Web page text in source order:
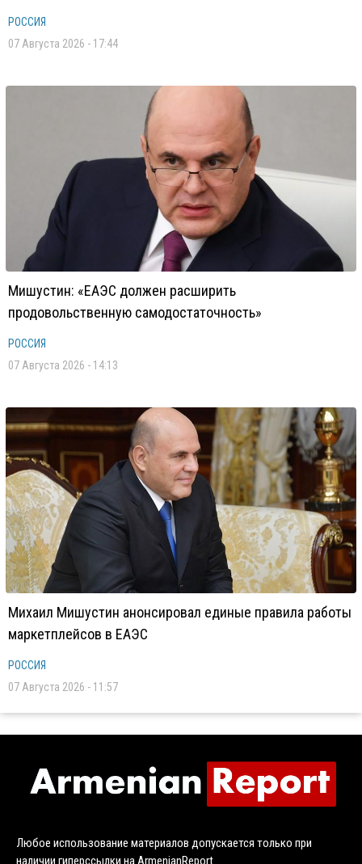
РОССИЯ
07 Августа 2026 - 17:44
Мишустин: «ЕАЭС должен расширить
продовольственную самодостаточность»
РОССИЯ
07 Августа 2026 - 14:13
Михаил Мишустин анонсировал единые правила работы
маркетплейсов в ЕАЭС
РОССИЯ
07 Августа 2026 - 11:57
Любое использование материалов допускается только при
наличии гиперссылки на ArmenianReport